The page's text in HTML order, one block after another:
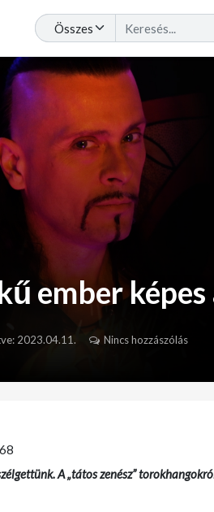
ember
2023.04.11. Nincs hozzászólás
A „tátos zenész”